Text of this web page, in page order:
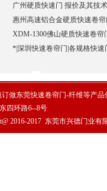
广州硬质快速门 报价及其技
惠州高速铝合金硬质快速卷
XDM-1300佛山硬质快速卷帘
*|深圳快速卷帘门|各规格快速
做东莞快速卷帘门-纤维等产
四环路6--8号
2016-2017 东莞市兴德门业有